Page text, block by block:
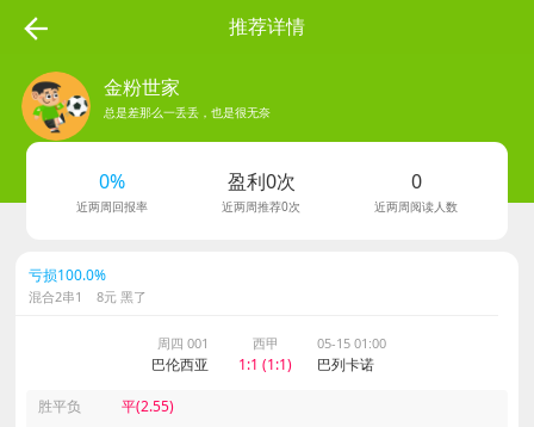
推荐详情
金粉世家
总是差那么一丢丢，也是很无奈
0%
近两周回报率
盈利0次
近两周推荐0次
0
近两周阅读人数
亏损100.0%
混合2串1 8元 黑了
周四 001
巴伦西亚
西甲
1:1 (1:1)
05-15 01:00
巴列卡诺
胜平负
平(2.55)